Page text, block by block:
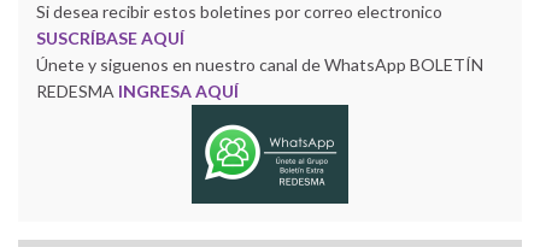
Si desea recibir estos boletines por correo electronico
SUSCRÍBASE AQUÍ
Únete y siguenos en nuestro canal de WhatsApp BOLETÍN
REDESMA INGRESA AQUÍ